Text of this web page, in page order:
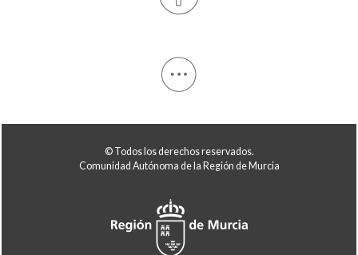
© Todos los derechos reservados.
Comunidad Autónoma de la Región de Murcia